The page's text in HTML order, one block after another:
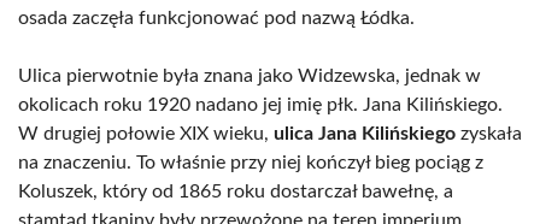
osada zaczęła funkcjonować pod nazwą Łódka.
Ulica pierwotnie była znana jako Widzewska, jednak w
okolicach roku 1920 nadano jej imię płk. Jana Kilińskiego.
W drugiej połowie XIX wieku, ulica Jana Kilińskiego zyskała
na znaczeniu. To właśnie przy niej kończył bieg pociąg z
Koluszek, który od 1865 roku dostarczał bawełnę, a